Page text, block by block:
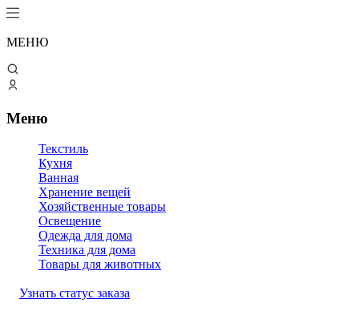
МЕНЮ
Меню
Текстиль
Кухня
Ванная
Хранение вещей
Хозяйственные товары
Освещение
Одежда для дома
Техника для дома
Товары для животных
Узнать статус заказа